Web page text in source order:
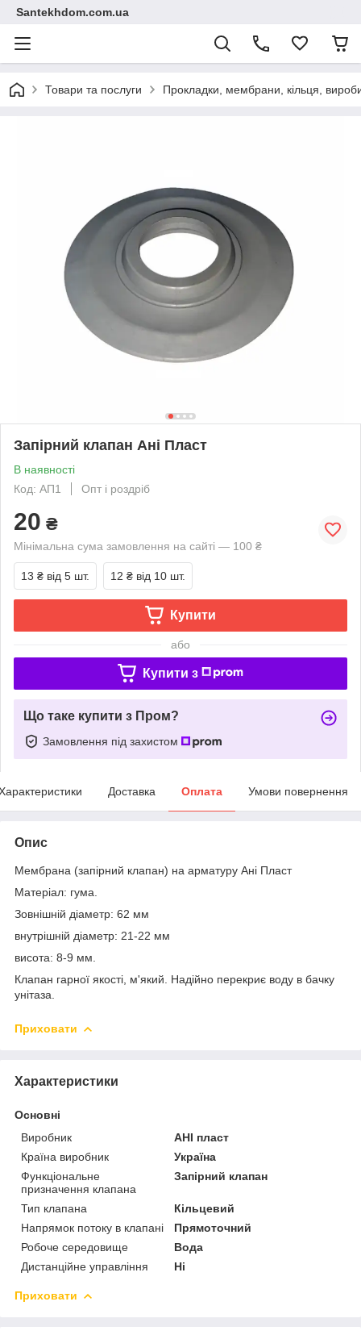
Santekhdom.com.ua
Товари та послуги Прокладки, мембрани, кільця,
Запірний клапан Ані Пласт
В наявності
Код: АП1
Опт і роздріб
20 ₴
Мінімальна сума замовлення на сайті — 100 ₴
13 ₴ від 5 шт. 12 ₴ від 10 шт.
Купити
або
Купити з
Що таке купити з Пром?
Замовлення під захистом
Доставка Оплата Умови повернення
Опис
Мембрана (запірний клапан) на арматуру Ані Пласт
Матеріал: гума.
Зовнішній діаметр: 62 мм
внутрішній діаметр: 21-22 мм
висота: 8-9 мм.
Клапан гарної якості, м'який. Надійно перекриє воду в бачку
унітаза.
Приховати
Характеристики
Основні
Виробник
АНІ пласт
Країна виробник
Україна
Функціональне
призначення клапана
Запірний клапан
Тип клапана
Кільцевий
Напрямок потоку в клапані
Прямоточний
Робоче середовище
Вода
Дистанційне управління
Ні
Приховати